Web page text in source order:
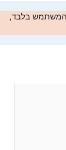
המשתמש בלבד,